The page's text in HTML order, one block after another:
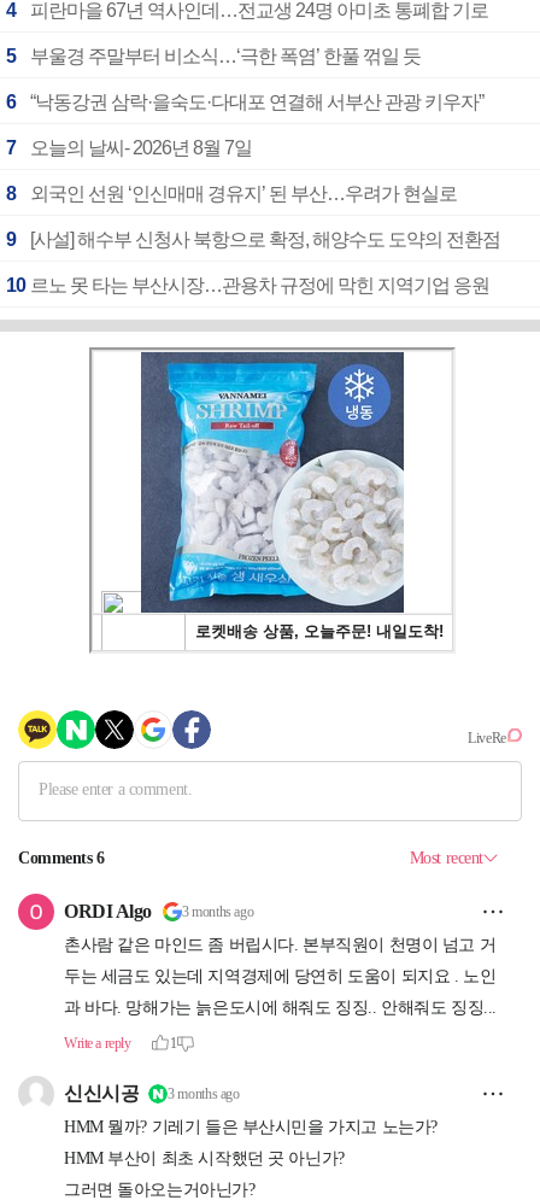
4 피란마을 67년 역사인데…전교생 24명 아미초 통폐합 기로
5 부울경 주말부터 비소식…‘극한 폭염’ 한풀 꺾일 듯
6 “낙동강권 삼락·을숙도·다대포 연결해 서부산 관광 키우자”
7 오늘의 날씨- 2026년 8월 7일
8 외국인 선원 ‘인신매매 경유지’ 된 부산…우려가 현실로
9 [사설] 해수부 신청사 북항으로 확정, 해양수도 도약의 전환점
10 르노 못 타는 부산시장…관용차 규정에 막힌 지역기업 응원